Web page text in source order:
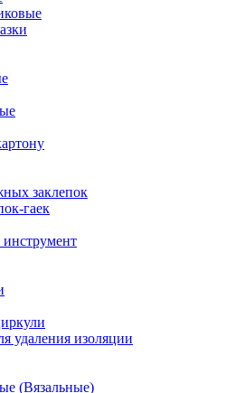
заклепок
гаек
удаления изоляции
(Вязальные)